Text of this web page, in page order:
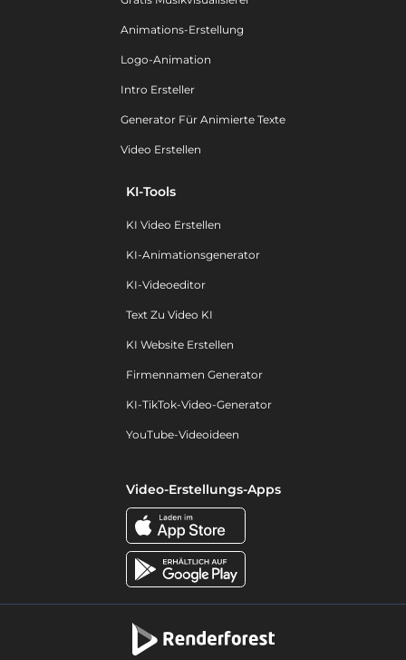
Animations-Erstellung
Logo-Animation
Intro Ersteller
Generator Für Animierte Texte
Video Erstellen
KI-Tools
KI Video Erstellen
KI-Animationsgenerator
KI-Videoeditor
Text Zu Video KI
KI Website Erstellen
Firmennamen Generator
KI-TikTok-Video-Generator
YouTube-Videoideen
Video-Erstellungs-Apps